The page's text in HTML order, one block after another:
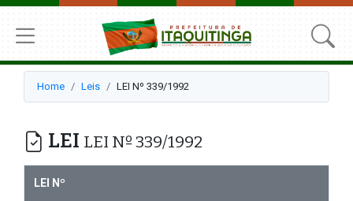
Home Leis LEI Nº 339/1992
LEI LEI Nº 339/1992
LEI Nº